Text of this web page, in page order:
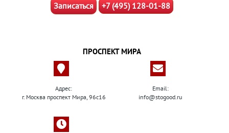
Записаться +7 (495) 128-01-88
ПРОСПЕКТ МИРА
Адрес:
г. Москва проспект Мира, 96с16
Email:
info@stogood.ru